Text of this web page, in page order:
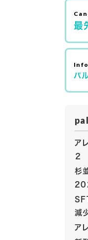
最
パ
ア
２
杉
減
ア